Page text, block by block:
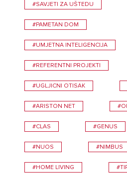
#SAVJETI ZA UŠTEDU
#PAMETAN DOM
#UMJETNA INTELIGENCIJA
#REFERENTNI PROJEKTI
#UGLJICNI OTISAK
#ARISTON NET
#CLAS #GENUS
#NUOS #NIMBUS
#HOME LIVING